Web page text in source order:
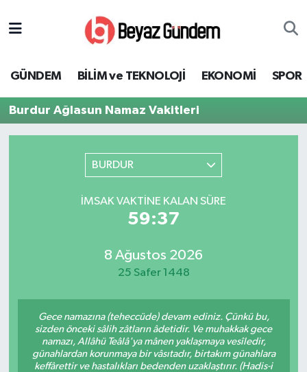
GÜNDEM BİLİM ve TEKNOLOJİ EKONOMİ SPOR
Burdur Ağlasun Namaz Vakitleri
BURDUR
İMSAK VAKTINE KALAN SÜRE
59:37
8 Ağustos 2026
25 Safer 1448
Gece namazına (teheccüde) devam ediniz. Çünkü bu,
sizden önceki sâlih zâtların âdetidir. Ve muhakkak gece
namazı, Allâhü Teâlâ'ya mânen yaklaşmaya vesîledir,
günahlardan korunmaya bir vâsıtadır, birtakım günahlara
keffârettir ve hastalıkları bedenden uzaklaştırır. (Hadis-i
EKONOMİ
KÜLTÜR SANAT
MAGAZİN
YEREL
Süper Lig Puan Durumu ve Fikstür
Tüm Manşetler